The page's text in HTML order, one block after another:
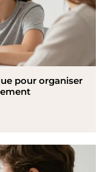
pour organiser